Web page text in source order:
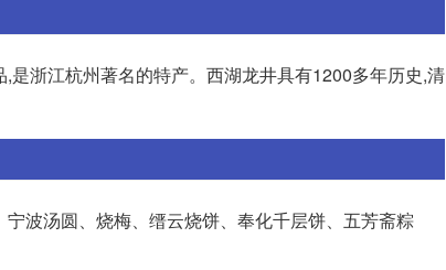
浙江杭州著名的特产。西湖龙井具有1200多年历史,清
波汤圆、烧梅、缙云烧饼、奉化千层饼、五芳斋粽